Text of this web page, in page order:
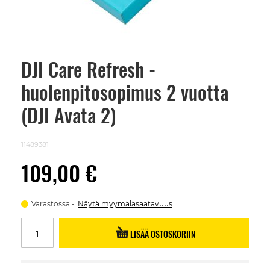
DJI Care Refresh -
huolenpitosopimus 2 vuotta
(DJI Avata 2)
11489381
109,00 €
Varastossa Näytä myymäläsaatavuus
LISÄÄ OSTOSKORIIN
Skip
beginning
images